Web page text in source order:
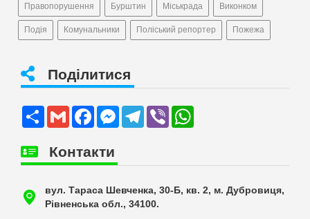
Правопорушення Бурштин Міськрада Виконком
Подія Комунальники Поліський репортер Пожежа
Поділитися
Share Gmail FacebookMessengerTelegram
Viber
Контакти
вул. Тараса Шевченка, 30-Б, кв. 2, м. Дубровиця,
Рівненська обл., 34100.